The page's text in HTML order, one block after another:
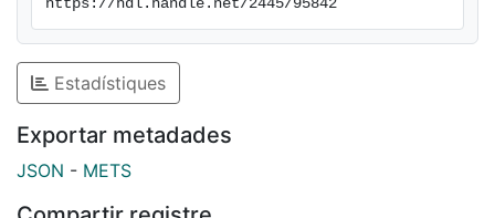
https://hdl.handle.net/2445/95842
Estadístiques
Exportar metadades
JSON - METS